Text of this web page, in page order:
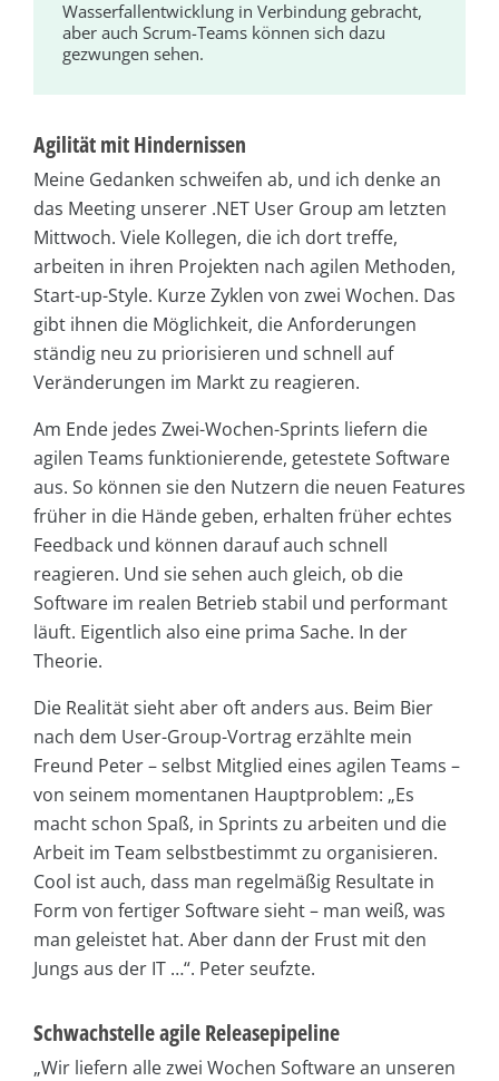
Wasserfallentwicklung in Verbindung gebracht,
aber auch Scrum-Teams können sich dazu
gezwungen sehen.
Agilität mit Hindernissen
Meine Gedanken schweifen ab, und ich denke an
das Meeting unserer .NET User Group am letzten
Mittwoch. Viele Kollegen, die ich dort treffe,
arbeiten in ihren Projekten nach agilen Methoden,
Start-up-Style. Kurze Zyklen von zwei Wochen. Das
gibt ihnen die Möglichkeit, die Anforderungen
ständig neu zu priorisieren und schnell auf
Veränderungen im Markt zu reagieren.
Am Ende jedes Zwei-Wochen-Sprints liefern die
agilen Teams funktionierende, getestete Software
aus. So können sie den Nutzern die neuen Features
früher in die Hände geben, erhalten früher echtes
Feedback und können darauf auch schnell
reagieren. Und sie sehen auch gleich, ob die
Software im realen Betrieb stabil und performant
läuft. Eigentlich also eine prima Sache. In der
Theorie.
Die Realität sieht aber oft anders aus. Beim Bier
nach dem User-Group-Vortrag erzählte mein
Freund Peter – selbst Mitglied eines agilen Teams –
von seinem momentanen Hauptproblem: „Es
macht schon Spaß, in Sprints zu arbeiten und die
Arbeit im Team selbstbestimmt zu organisieren.
Cool ist auch, dass man regelmäßig Resultate in
Form von fertiger Software sieht – man weiß, was
man geleistet hat. Aber dann der Frust mit den
Jungs aus der IT …“. Peter seufzte.
Schwachstelle agile Releasepipeline
„Wir liefern alle zwei Wochen Software an unseren